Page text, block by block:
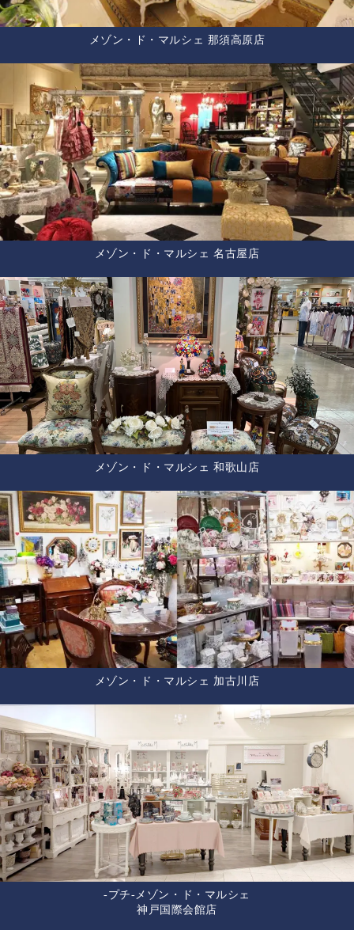
メゾン・ド・マルシェ 那須高原店
メゾン・ド・マルシェ 名古屋店
メゾン・ド・マルシェ 和歌山店
メゾン・ド・マルシェ 加古川店
-プチ-メゾン・ド・マルシェ
神戸国際会館店